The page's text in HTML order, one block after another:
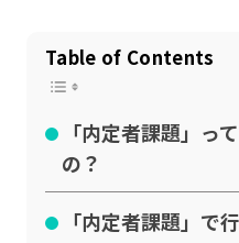
Table of Contents
「内定者課題」っ
の？
「内定者課題」で